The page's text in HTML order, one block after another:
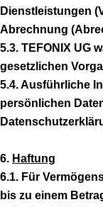
Dienstleistungen
Abrechnung
5.3. TEFONIX UG
gesetzlichen
5.4. Ausführliche
persönlichen
6. Haftung
6.1. Für
bis zu einem